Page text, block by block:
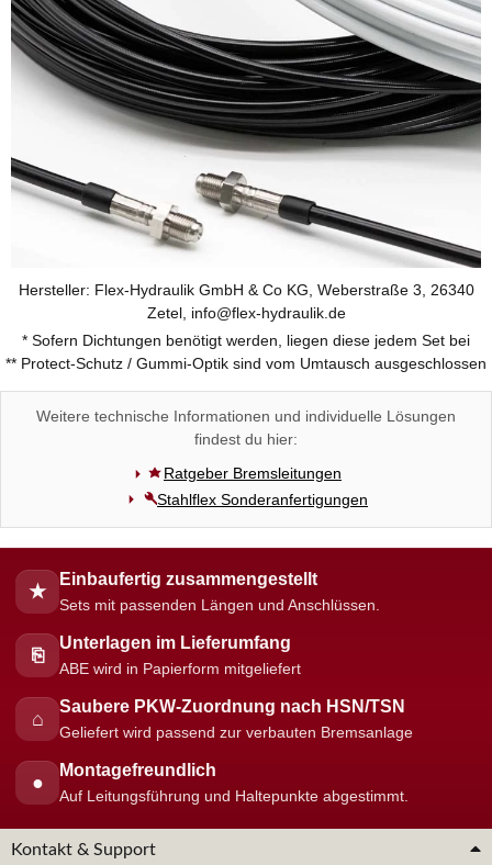
Hersteller: Flex-Hydraulik GmbH & Co KG, Weberstraße 3, 26340
Zetel, info@flex-hydraulik.de
* Sofern Dichtungen benötigt werden, liegen diese jedem Set bei
** Protect-Schutz / Gummi-Optik sind vom Umtausch ausgeschlossen
Weitere technische Informationen und individuelle Lösungen
findest du hier:
Ratgeber Bremsleitungen
Stahlflex Sonderanfertigungen
★
Einbaufertig zusammengestellt
Sets mit passenden Längen und Anschlüssen.
⎘
Unterlagen im Lieferumfang
ABE wird in Papierform mitgeliefert
⌂
Saubere PKW-Zuordnung nach HSN/TSN
Geliefert wird passend zur verbauten Bremsanlage
●
Montagefreundlich
Auf Leitungsführung und Haltepunkte abgestimmt.
Kontakt & Support